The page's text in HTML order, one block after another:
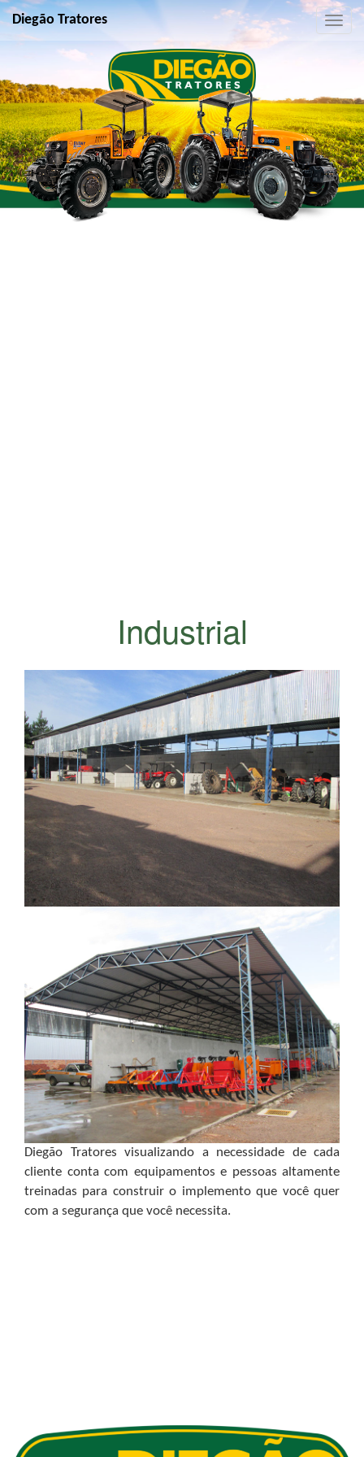
Toggle
Diegão Tratores
Industrial
Diegão Tratores visualizando a necessidade de cada
cliente conta com equipamentos e pessoas altamente
treinadas para construir o implemento que você quer
com a segurança que você necessita.